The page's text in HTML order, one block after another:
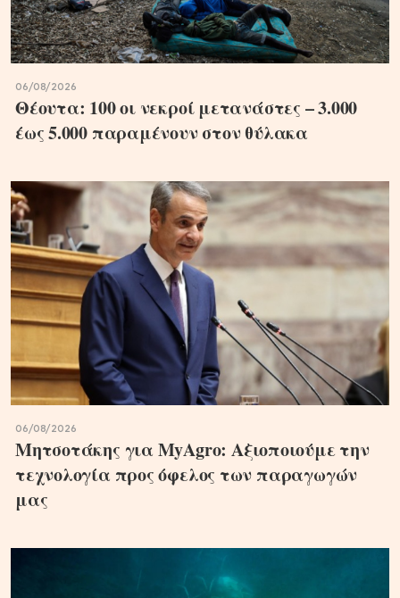
06/08/2026
Θέουτα: 100 οι νεκροί μετανάστες – 3.000
έως 5.000 παραμένουν στον θύλακα
06/08/2026
Μητσοτάκης για MyAgro: Αξιοποιούμε την
τεχνολογία προς όφελος των παραγωγών
μας